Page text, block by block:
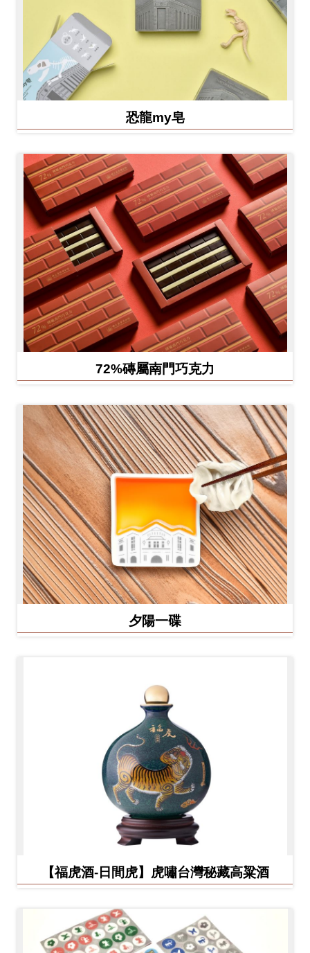
恐龍my皂
72%磚屬南門巧克力
夕陽一碟
【福虎酒-日間虎】虎嘯台灣秘藏高粱酒